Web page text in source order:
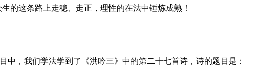
的这条路上走稳、走正，理性的在法中锤炼成熟！
，我们学法学到了《洪吟三》中的第二十七首诗，诗的题目是：